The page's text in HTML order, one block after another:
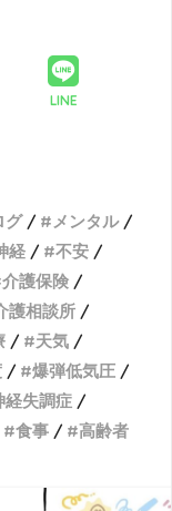
LINE
グ
メンタル
経
不安
介護保険
護相談所
天気
爆弾低気圧
経失調症
食事 高齢者